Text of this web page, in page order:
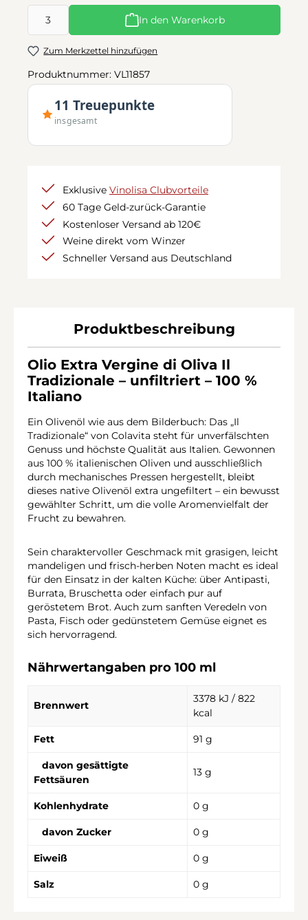
Produkt Anzahl: Gib den gewünschten Wert ein oder
In den Warenkorb
Zum Merkzettel hinzufügen
Produktnummer: VL11857
11 Treuepunkte
insgesamt
Exklusive Vinolisa Clubvorteile
60 Tage Geld-zurück-Garantie
Kostenloser Versand ab 120€
Weine direkt vom Winzer
Schneller Versand aus Deutschland
Produktbeschreibung
Olio Extra Vergine di Oliva Il
Tradizionale – unfiltriert – 100 %
Italiano
Ein Olivenöl wie aus dem Bilderbuch: Das „Il
Tradizionale“ von Colavita steht für unverfälschten
Genuss und höchste Qualität aus Italien. Gewonnen
aus 100 % italienischen Oliven und ausschließlich
durch mechanisches Pressen hergestellt, bleibt
dieses native Olivenöl extra ungefiltert – ein bewusst
gewählter Schritt, um die volle Aromenvielfalt der
Frucht zu bewahren.
Sein charaktervoller Geschmack mit grasigen, leicht
mandeligen und frisch-herben Noten macht es ideal
für den Einsatz in der kalten Küche: über Antipasti,
Burrata, Bruschetta oder einfach pur auf
geröstetem Brot. Auch zum sanften Veredeln von
Pasta, Fisch oder gedünstetem Gemüse eignet es
sich hervorragend.
Nährwertangaben pro 100 ml
Brennwert
3378 kJ / 822
kcal
Fett 91 g
davon gesättigte
Fettsäuren
13 g
Kohlenhydrate 0 g
davon Zucker 0 g
Eiweiß 0 g
Salz 0 g